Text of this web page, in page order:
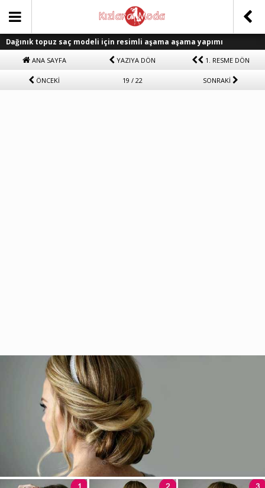
Dağınık topuz saç modeli için resimli aşama aşama yapımı
ANA SAYFA YAZIYA DÖN 1. RESME DÖN
ÖNCEKİ 19 / 22 SONRAKİ